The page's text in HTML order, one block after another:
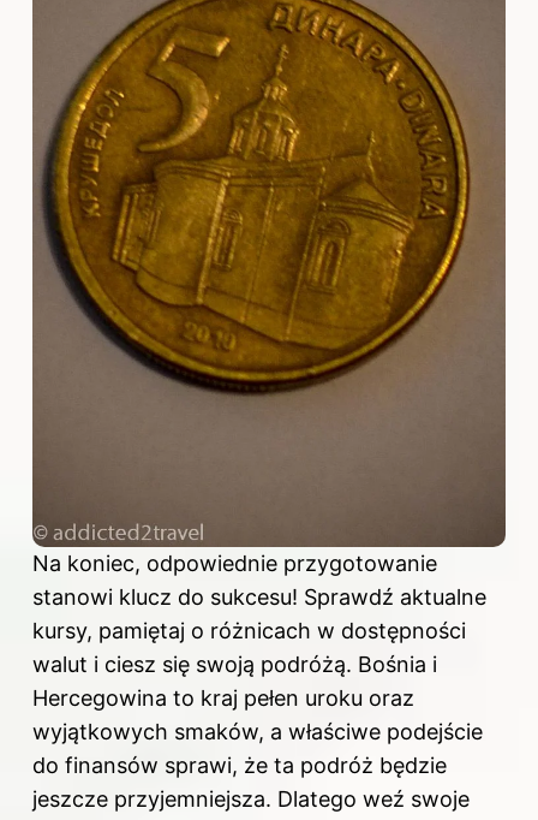
Na koniec, odpowiednie przygotowanie
stanowi klucz do sukcesu! Sprawdź aktualne
kursy, pamiętaj o różnicach w dostępności
walut i ciesz się swoją podróżą. Bośnia i
Hercegowina to kraj pełen uroku oraz
wyjątkowych smaków, a właściwe podejście
do finansów sprawi, że ta podróż będzie
jeszcze przyjemniejsza. Dlatego weź swoje